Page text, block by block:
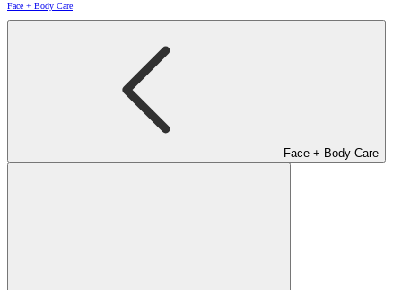
Face + Body Care
Face + Body Care